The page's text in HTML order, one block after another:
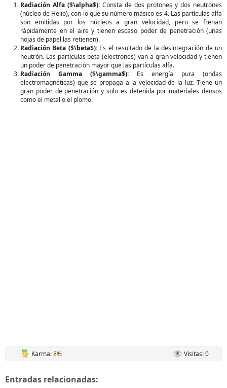
Radiación Alfa ($\alpha$): Consta de dos protones y dos neutrones
(núcleo de Helio), con lo que su número másico es 4. Las partículas alfa
son emitidas por los núcleos a gran velocidad, pero se frenan
rápidamente en el aire y tienen escaso poder de penetración (unas
hojas de papel las retienen).
Radiación Beta ($\beta$):Es el resultado de la desintegración de un
neutrón. Las partículas beta (electrones) van a gran velocidad y tienen
un poder de penetración mayor que las partículas alfa.
Radiación Gamma ($\gamma$): Es energía pura (ondas
electromagnéticas) que se propaga a la velocidad de la luz. Tiene un
gran poder de penetración y solo es detenida por materiales densos
como el metal o el plomo.
Karma:8% Visitas: 0
Entradas relacionadas: